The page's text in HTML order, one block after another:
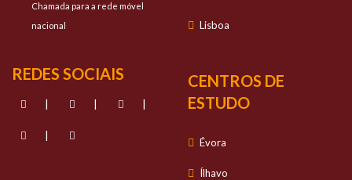
Chamada para a rede móvel
nacional
REDES SOCIAIS
| | |
|
Lisboa
CENTROS DE
ESTUDO
Évora
Ílhavo